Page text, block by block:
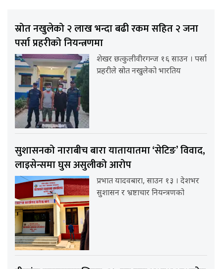
स्रोत नखुलेको २ लाख भन्दा बढी रकम सहित २ जना
पर्सा प्रहरीको नियन्त्रणमा
शेखर छत्कुलीवीरगन्ज १६ साउन । पर्सा
प्रहरीले स्रोत नखुलेको भारतिय
सुशासनको नाराबीच बारा यातायातमा ‘सेटिङ’ विवाद,
लाइसेन्समा घुस असुलीको आरोप
प्रभात यादवबारा, साउन १३ । देशभर
सुशासन र भ्रष्टाचार नियन्त्रणको